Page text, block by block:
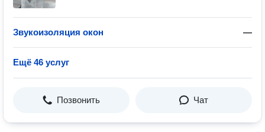
Звукоизоляция окон —
Ещё 46 услуг
Позвонить Чат